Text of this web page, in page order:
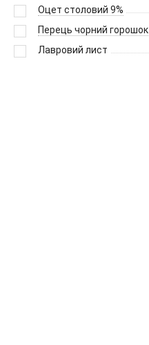
Оцет столовий 9%
Перець чорний горошок
Лавровий лист